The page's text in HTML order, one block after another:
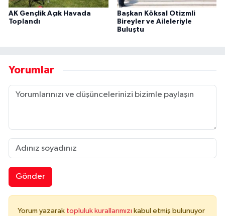
AK Gençlik Açık Havada
Toplandı
Başkan Köksal Otizmli
Bireyler ve Aileleriyle
Buluştu
Yorumlar
Gönder
Yorum yazarak topluluk kurallarımızı kabul etmiş bulunuyor